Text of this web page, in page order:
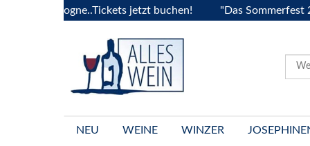
jetzt buchen! "Das Sommerfest 2026"
NEU WEINE WINZER